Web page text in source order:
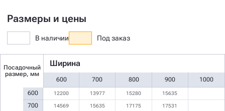
Размеры и цены
В наличии Под заказ
Посадочный
размер, мм
Ширина
600 700 800 900 1000
600
700
12200 13977 15280 15635
14569 15635 17175 17531